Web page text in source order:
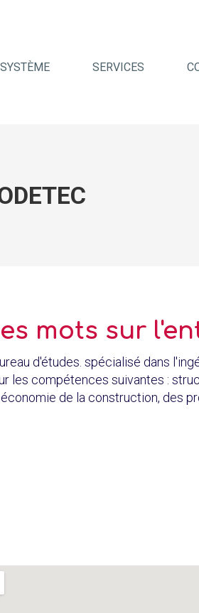
SERVICES
mots sur
d'études. spécialisé dans
les compétences suivantes :
de la construction, des